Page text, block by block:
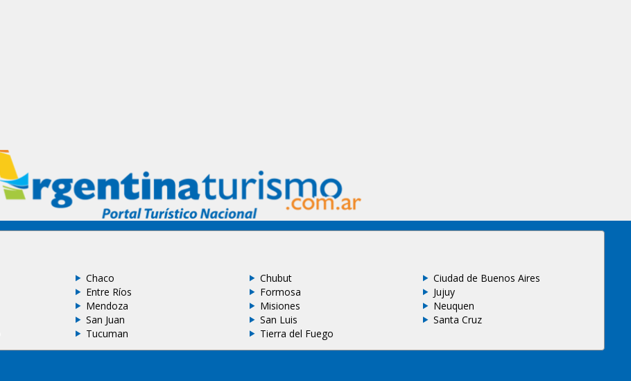
Chaco Chubut
Ciudad de Buenos Aires
Entre Ríos Formosa
Jujuy
Mendoza Misiones
Neuquen
San Juan San Luis
Santa Cruz
Tucuman Tierra del Fuego